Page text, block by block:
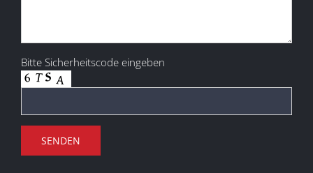
Bitte Sicherheitscode eingeben